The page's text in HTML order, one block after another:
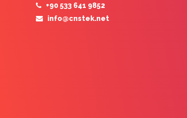
+90 533 641 9852
info@cnstek.net